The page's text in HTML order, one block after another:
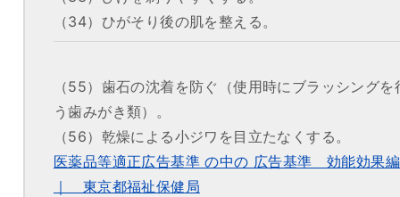
（34）ひがそり後の肌を整える。
（55）歯石の沈着を防ぐ（使用時にブラッシングを
う歯みがき類）。
（56）乾燥による小ジワを目立たなくする。
医薬品等適正広告基準 の中の 広告基準 効能効果編
｜ 東京都福祉保健局